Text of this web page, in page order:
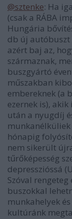
@sztenke: Ha
(csak a RÁBA
Hungária
db új autóbuszt
azért baj az,
származnak,
buszgyártó
műszakban
embereknek (a
ezernek is),
után a nyugdíj
hónapig
nem sikerült
tűrőképesség
depresszióssá
Szóval
buszokkal
munkahelyek
kultúránk